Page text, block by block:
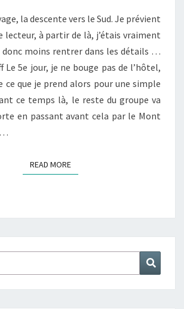
LA
DESCENTE
VERS
LE
SUD
la descente vers le Sud. Je prévient
lecteur, à partir de là, j’étais vraiment
donc moins rentrer dans les détails …
Le 5e jour, je ne bouge pas de l’hôtel,
ce que je prend alors pour une simple
ce temps là, le reste du groupe va
en passant avant cela par le Mont
READ MOREREAD MORE